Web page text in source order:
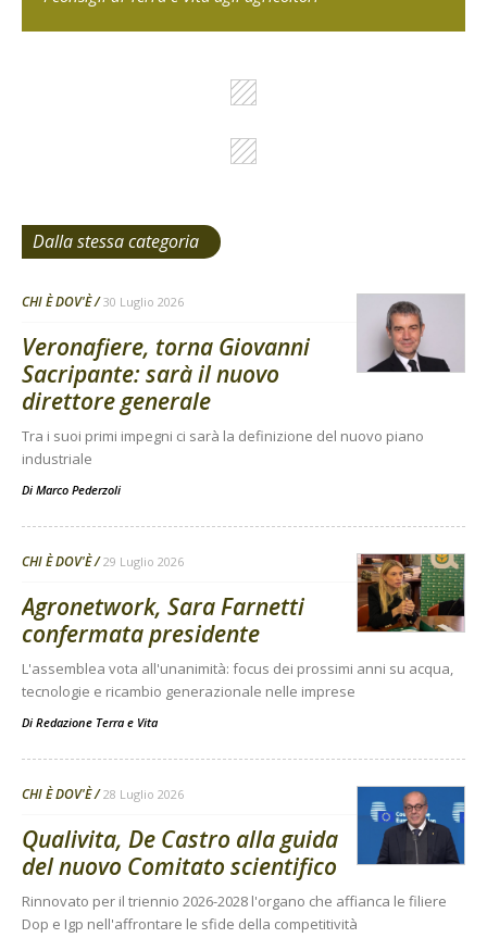
Dalla stessa categoria
CHI È DOV'È 30 Luglio 2026
Veronafiere, torna Giovanni
Sacripante: sarà il nuovo
direttore generale
Tra i suoi primi impegni ci sarà la definizione del nuovo piano
industriale
Di Marco Pederzoli
CHI È DOV'È 29 Luglio 2026
Agronetwork, Sara Farnetti
confermata presidente
L'assemblea vota all'unanimità: focus dei prossimi anni su acqua,
tecnologie e ricambio generazionale nelle imprese
Di Redazione Terra e Vita
CHI È DOV'È 28 Luglio 2026
Qualivita, De Castro alla guida
del nuovo Comitato scientifico
Rinnovato per il triennio 2026-2028 l'organo che affianca le filiere
Dop e Igp nell'affrontare le sfide della competitività